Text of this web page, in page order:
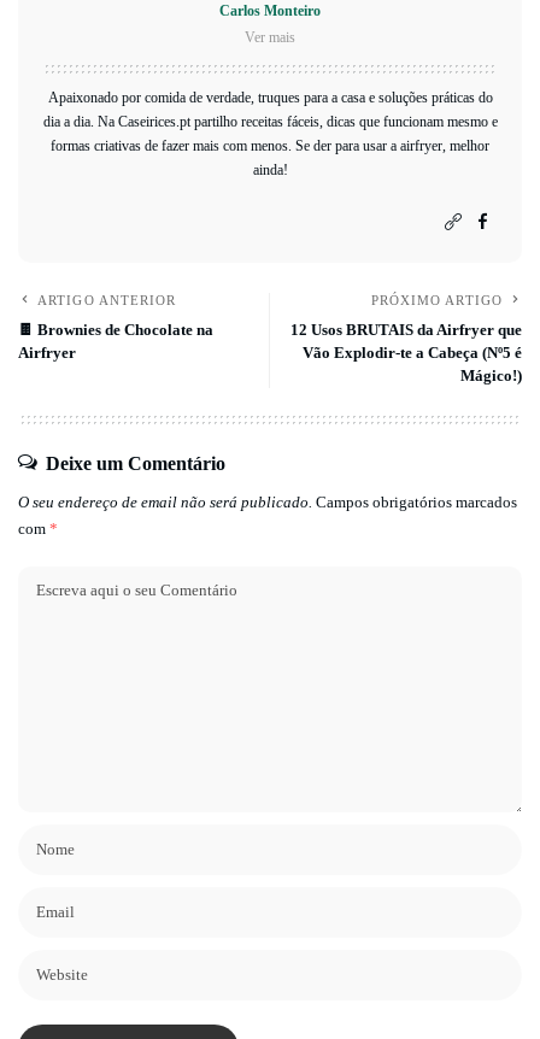
Carlos Monteiro
Ver mais
Apaixonado por comida de verdade, truques para a casa e soluções práticas do
dia a dia. Na Caseirices.pt partilho receitas fáceis, dicas que funcionam mesmo e
formas criativas de fazer mais com menos. Se der para usar a airfryer, melhor
ainda!
ARTIGO ANTERIOR
🍫 Brownies de Chocolate na
Airfryer
PRÓXIMO ARTIGO
12 Usos BRUTAIS da Airfryer que
Vão Explodir-te a Cabeça (Nº5 é
Mágico!)
Deixe um Comentário
O seu endereço de email não será publicado. Campos obrigatórios marcados
com *